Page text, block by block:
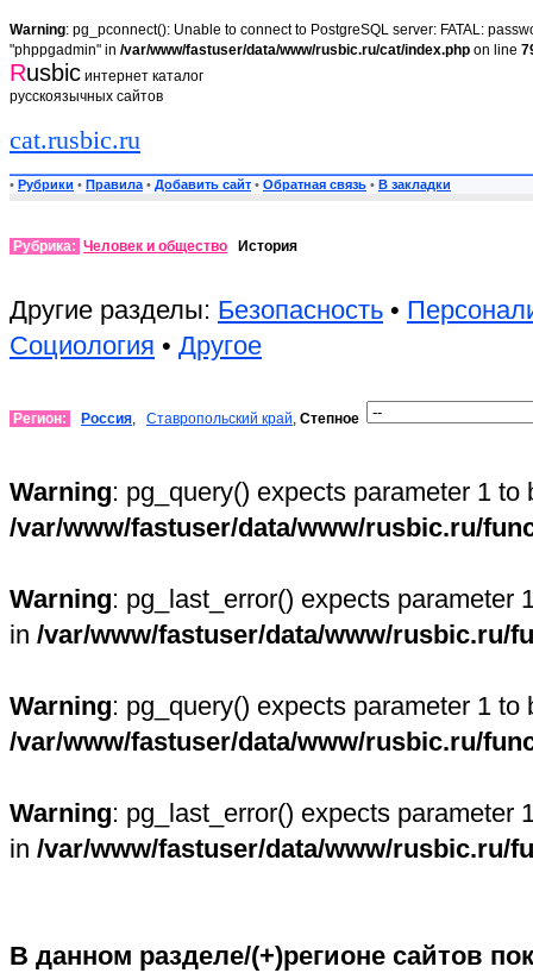
Warning: pg_pconnect(): Unable to connect to PostgreSQL server: FATAL:
"phppgadmin" in /var/www/fastuser/data/www/rusbic.ru/cat/index.php on line
Rusbic интернет каталог
русскоязычных сайтов
cat.rusbic.ru
• Рубрики • Правила • Добавить сайт • Обратная связь • В закладки
Рубрика: Человек и общество История
Другие разделы: Безопасность •
Социология • Другое
Регион: Россия, Ставропольский край, Степное
Warning: pg_query() expects parameter 1
/var/www/fastuser/data/www/rusbic.ru/
Warning: pg_last_error() expects parameter
in /var/www/fastuser/data/www/rusbic.ru/
Warning: pg_query() expects parameter 1
/var/www/fastuser/data/www/rusbic.ru/
Warning: pg_last_error() expects parameter
in /var/www/fastuser/data/www/rusbic.ru/
В данном разделе/(+)регионе сайтов